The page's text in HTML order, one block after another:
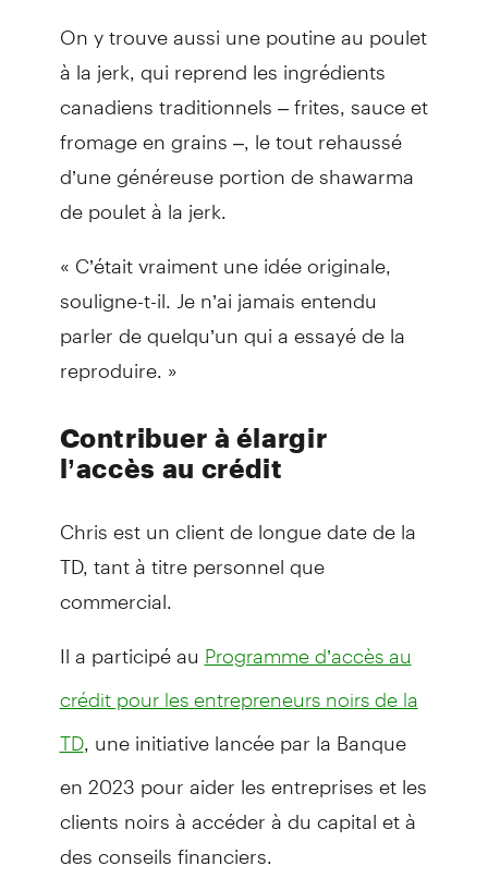
On y trouve aussi une poutine au poulet
à la jerk, qui reprend les ingrédients
canadiens traditionnels – frites, sauce et
fromage en grains –, le tout rehaussé
d’une généreuse portion de shawarma
de poulet à la jerk.
« C’était vraiment une idée originale,
souligne-t-il. Je n’ai jamais entendu
parler de quelqu’un qui a essayé de la
reproduire. »
Contribuer à élargir
l’accès au crédit
Chris est un client de longue date de la
TD, tant à titre personnel que
commercial.
Il a participé au Programme d’accès au
crédit pour les entrepreneurs noirs de la
TD, une initiative lancée par la Banque
en 2023 pour aider les entreprises et les
clients noirs à accéder à du capital et à
des conseils financiers.